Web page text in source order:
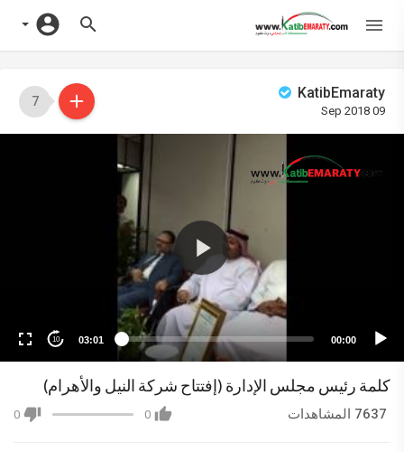
KatibEmaraty
09 Sep 2018
7
00:00
03:01
10
كلمة رئيس مجلس الإدارة (إفتتاح شركة النيل واﻷهرام)
0
0